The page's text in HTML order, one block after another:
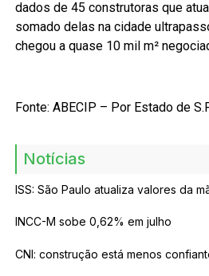
dados de 45 construtoras que
somado delas na cidade
chegou a quase 10 mil m²
Fonte: ABECIP – Por Estado de
Notícias
ISS: São Paulo atualiza valores da
INCC-M sobe 0,62% em julho
CNI: construção está menos